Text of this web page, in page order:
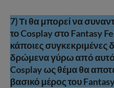
7) Τι θα μπορεί να
το Cosplay στο Fantasy
κάποιες συγκεκριμένες
δρώμενα γύρω από αυτό;
Cosplay ως θέμα θα
βασικό μέρος του